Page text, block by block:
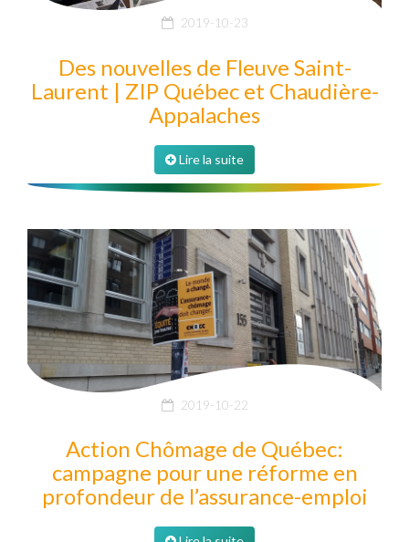
2019-10-23
Des nouvelles de Fleuve Saint-
Laurent | ZIP Québec et Chaudière-
Appalaches
Lire la suite
2019-10-22
Action Chômage de Québec:
campagne pour une réforme en
profondeur de l’assurance-emploi